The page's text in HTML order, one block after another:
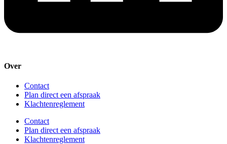
Over
Contact
Plan direct een afspraak
Klachtenreglement
Contact
Plan direct een afspraak
Klachtenreglement